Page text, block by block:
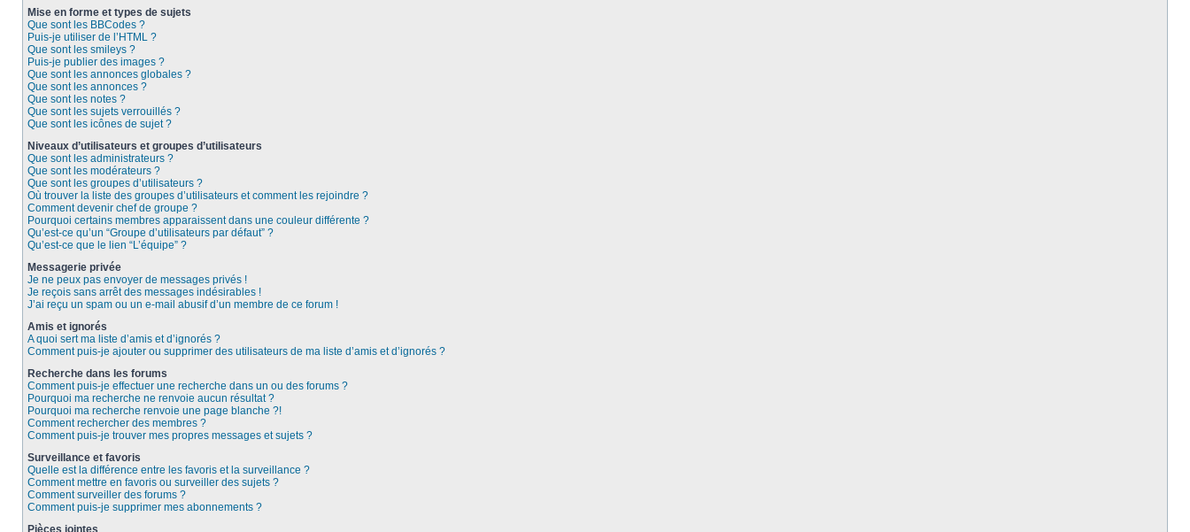
Mise en forme et types de sujets
Que sont les BBCodes ?
Puis-je utiliser de l’HTML ?
Que sont les smileys ?
Puis-je publier des images ?
Que sont les annonces globales ?
Que sont les annonces ?
Que sont les notes ?
Que sont les sujets verrouillés ?
Que sont les icônes de sujet ?
Niveaux d’utilisateurs et groupes d’utilisateurs
Que sont les administrateurs ?
Que sont les modérateurs ?
Que sont les groupes d’utilisateurs ?
Où trouver la liste des groupes d’utilisateurs et comment les rejoindre ?
Comment devenir chef de groupe ?
Pourquoi certains membres apparaissent dans une couleur différente ?
Qu’est-ce qu’un “Groupe d’utilisateurs par défaut” ?
Qu’est-ce que le lien “L’équipe” ?
Messagerie privée
Je ne peux pas envoyer de messages privés !
Je reçois sans arrêt des messages indésirables !
J’ai reçu un spam ou un e-mail abusif d’un membre de ce forum !
Amis et ignorés
A quoi sert ma liste d’amis et d’ignorés ?
Comment puis-je ajouter ou supprimer des utilisateurs de ma liste d’amis et d’ignorés ?
Recherche dans les forums
Comment puis-je effectuer une recherche dans un ou des forums ?
Pourquoi ma recherche ne renvoie aucun résultat ?
Pourquoi ma recherche renvoie une page blanche ?!
Comment rechercher des membres ?
Comment puis-je trouver mes propres messages et sujets ?
Surveillance et favoris
Quelle est la différence entre les favoris et la surveillance ?
Comment mettre en favoris ou surveiller des sujets ?
Comment surveiller des forums ?
Comment puis-je supprimer mes abonnements ?
Pièces jointes